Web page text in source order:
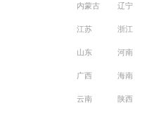
内蒙古 辽宁
江苏 浙江
山东 河南
广西 海南
云南 陕西